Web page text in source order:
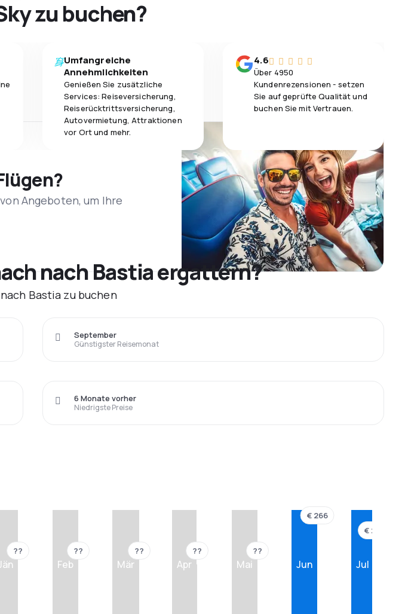
zu buchen?
Umfangreiche
Annehmlichkeiten
Genießen Sie zusätzliche
Services: Reiseversicherung,
Reiserücktrittsversicherung,
Autovermietung, Attraktionen
vor Ort und mehr.
4.6
Über 4950
Kundenrezensionen - setzen
Sie auf geprüfte Qualität und
buchen Sie mit Vertrauen.
Angeboten, um Ihre
nach Bastia ergattern?
Bastia zu buchen
Günstigster Reisemonat
September
Niedrigste Preise
6 Monate vorher
??
Feb
??
Mär
??
Apr
??
Mai
??
Jun
€ 266
Jul
€ 221